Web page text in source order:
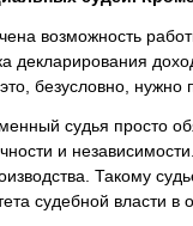
возможность
декларирования
безусловно, нужно
судья просто
и
Такому
судебной власти в